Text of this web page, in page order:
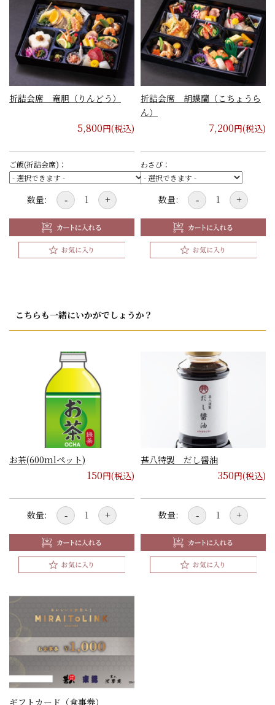
折詰会席 竜胆（りんどう）
5,800円(税込)
ご飯(折詰会席)：
数量: - +
折詰会席 胡蝶蘭（こちょうら
ん）
7,200円(税込)
わさび：
数量: - +
こちらも一緒にいかがでしょうか？
お茶(600mlペット)
150円(税込)
数量: - +
甚八特製 だし醤油
350円(税込)
数量: - +
ギフトカード（食事券）